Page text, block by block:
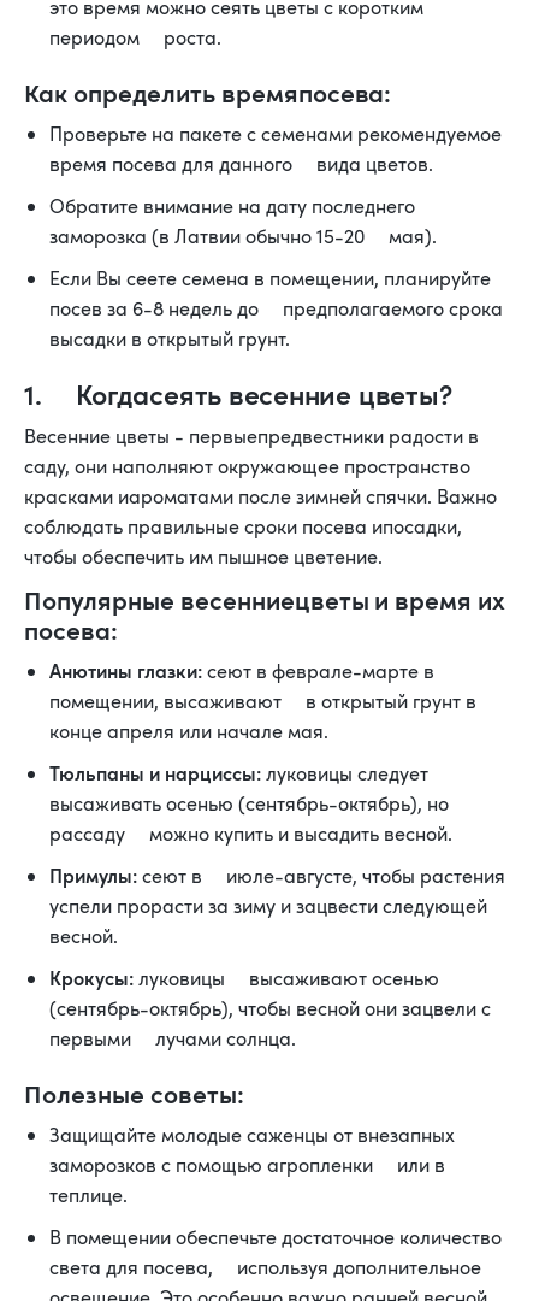
это время можно сеять цветы с коротким
периодом роста.
Как определить времяпосева:
Проверьте на пакете с семенами рекомендуемое
время посева для данного вида цветов.
Обратите внимание на дату последнего
заморозка (в Латвии обычно 15-20 мая).
Если Вы сеете семена в помещении, планируйте
посев за 6-8 недель до предполагаемого срока
высадки в открытый грунт.
1. Когдасеять весенние цветы?
Весенние цветы - первыепредвестники радости в
саду, они наполняют окружающее пространство
красками иароматами после зимней спячки. Важно
соблюдать правильные сроки посева ипосадки,
чтобы обеспечить им пышное цветение.
Популярные весенниецветы и время их
посева:
Анютины глазки:сеют в феврале-марте в
помещении, высаживают в открытый грунт в
конце апреля или начале мая.
Тюльпаны и нарциссы:луковицы следует
высаживать осенью (сентябрь-октябрь), но
рассаду можно купить и высадить весной.
Примулы:сеют в июле-августе, чтобы растения
успели прорасти за зиму и зацвести следующей
весной.
Крокусы:луковицы высаживают осенью
(сентябрь-октябрь), чтобы весной они зацвели с
первыми лучами солнца.
Полезные советы:
Защищайте молодые саженцы от внезапных
заморозков с помощью агропленки или в
теплице.
В помещении обеспечьте достаточное количество
света для посева, используя дополнительное